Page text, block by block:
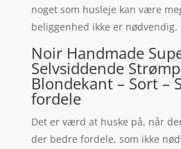
noget som husleje kan være
beliggenhed ikke er nødvendig.
Noir Handmade
Selvsiddende
Blondekant – Sort –
fordele
Det er værd at huske på, når
der bedre fordele, som ikke